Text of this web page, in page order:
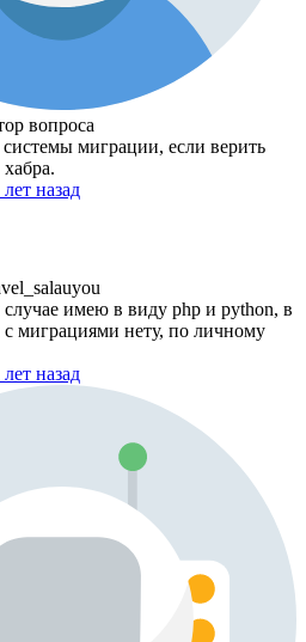
вопроса
системы миграции, если верить
назад
имею в виду php и python, в
с миграциями нету, по личному
назад